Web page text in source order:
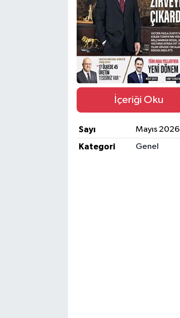
İçeriği Oku
Sayı
Mayıs 2026
Kategori
Genel
Gayrimenkul